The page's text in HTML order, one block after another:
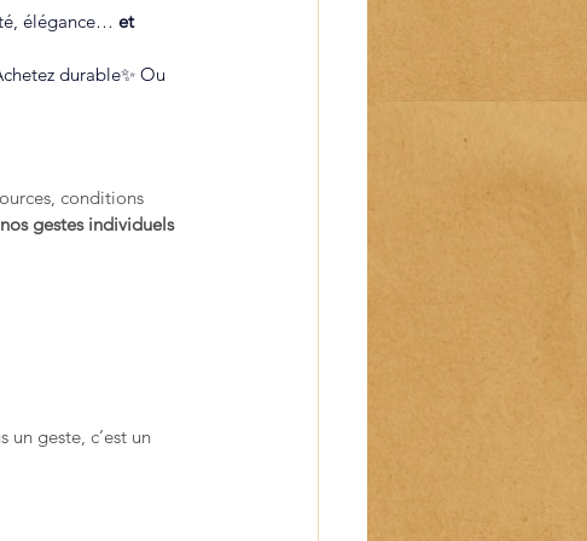
élégance… et
durable✨ Ou
conditions
nos gestes individuels
geste, c’est un